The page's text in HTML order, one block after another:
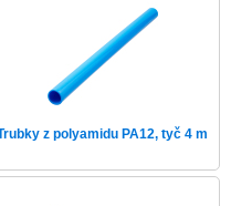
z polyamidu PA12, tyč 4 m